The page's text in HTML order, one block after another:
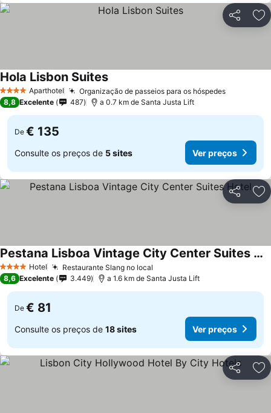
Partilhar
4 EstrelasAparthotel Organização de passeios para os hóspedes
Hola Lisbon Suites
8,8 Excelente 487 a 0.7 km de Santa Justa Lift
De € 135
Consulte os preços de 5 sites Ver preços
Partilhar
4 EstrelasHotel Restaurante Slang no local
Pestana Lisboa Vintage City Center Suites Hotel
8,6 Excelente 3.449 a 1.6 km de Santa Justa Lift
De € 81
Consulte os preços de 18 sites Ver preços
Partilhar